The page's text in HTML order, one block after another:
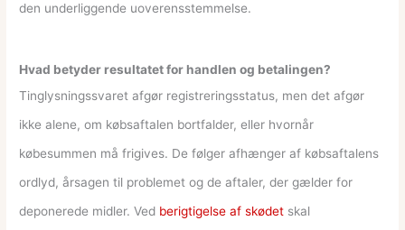
den underliggende uoverensstemmelse.
Hvad betyder resultatet for handlen og betalingen?
Tinglysningssvaret afgør registreringsstatus, men det afgør
ikke alene, om købsaftalen bortfalder, eller hvornår
købesummen må frigives. De følger afhænger af købsaftalens
ordlyd, årsagen til problemet og de aftaler, der gælder for
deponerede midler. Ved berigtigelse af skødet skal